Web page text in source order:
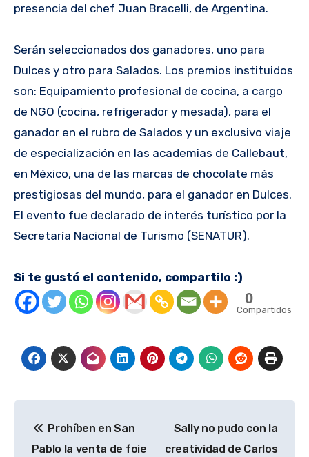
presencia del chef Juan Bracelli, de Argentina.
Serán seleccionados dos ganadores, uno para
Dulces y otro para Salados. Los premios instituidos
son: Equipamiento profesional de cocina, a cargo
de NGO (cocina, refrigerador y mesada), para el
ganador en el rubro de Salados y un exclusivo viaje
de especialización en las academias de Callebaut,
en México, una de las marcas de chocolate más
prestigiosas del mundo, para el ganador en Dulces.
El evento fue declarado de interés turístico por la
Secretaría Nacional de Turismo (SENATUR).
Si te gustó el contenido, compartilo :)
0
Compartidos
de
Prohíben en San
Pablo la venta de foie
Sally no pudo con la
creatividad de Carlos